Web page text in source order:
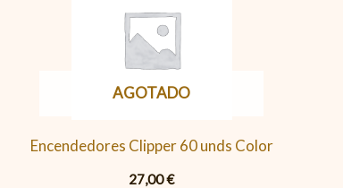
AGOTADO
Encendedores Clipper 60 unds Color
27,00€